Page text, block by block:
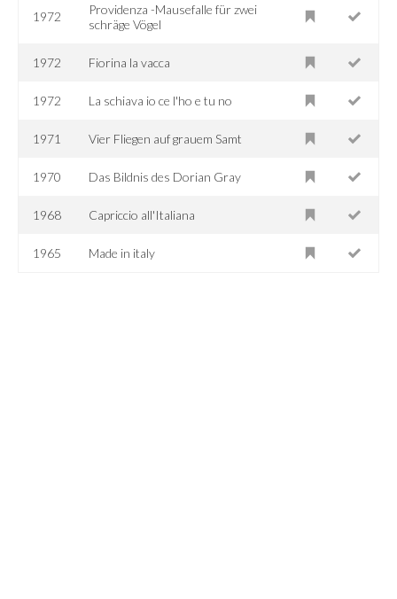
1972
Providenza -Mausefalle für zwei
schräge Vögel
1972 Fiorina la vacca
1972 La schiava io ce l'ho e tu no
1971 Vier Fliegen auf grauem Samt
1970 Das Bildnis des Dorian Gray
1968 Capriccio all'Italiana
1965 Made in italy